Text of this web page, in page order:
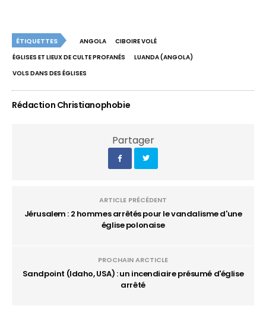
ÉTIQUETTES ANGOLA
CIBOIRE VOLÉ
ÉGLISES ET LIEUX DE CULTE PROFANÉS
LUANDA (ANGOLA)
VOLS DANS DES ÉGLISES
Rédaction Christianophobie
Partager
ARTICLE PRÉCÉDENT
Jérusalem : 2 hommes arrêtés pour le vandalisme d'une
église polonaise
PROCHAIN ARCTICLE
Sandpoint (Idaho, USA) : un incendiaire présumé d'église
arrêté